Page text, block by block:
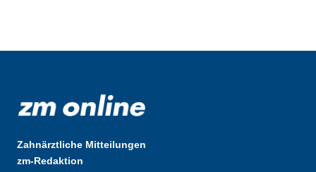
Zahnärztliche Mitteilungen
zm-Redaktion